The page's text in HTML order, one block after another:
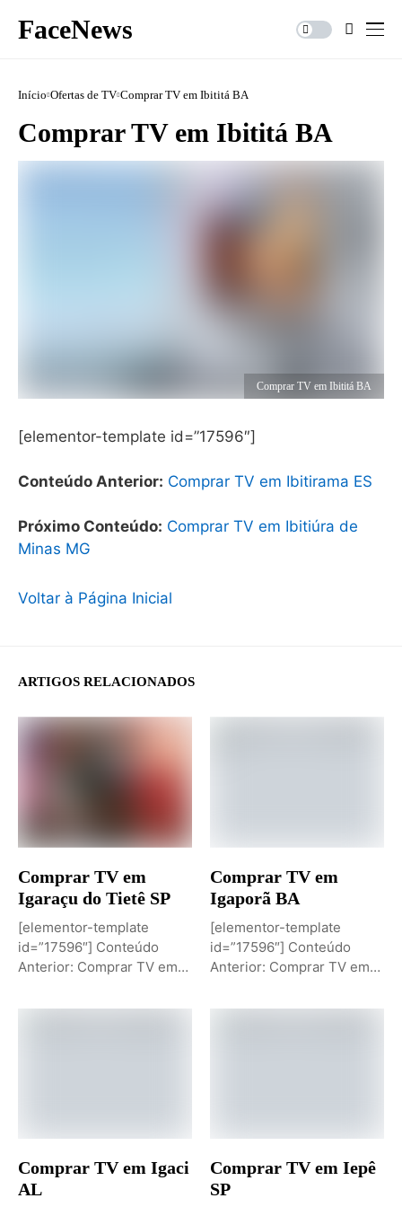
FaceNews
Início Ofertas de TV Comprar TV em Ibititá BA
Comprar TV em Ibititá BA
Comprar TV em Ibititá BA
[elementor-template id=”17596″]
Conteúdo Anterior: Comprar TV em Ibitirama ES
Próximo Conteúdo: Comprar TV em Ibitiúra de
Minas MG
Voltar à Página Inicial
ARTIGOS RELACIONADOS
Comprar TV em
Igaraçu do Tietê SP
[elementor-template
id=”17596″] Conteúdo
Anterior: Comprar TV em
Conteúdo: Sobremesa de...
Comprar TV em
Igaporã BA
[elementor-template
id=”17596″] Conteúdo
Anterior: Comprar TV em
Comprar TV...
Comprar TV em Igaci
AL
Comprar TV em Iepê
SP